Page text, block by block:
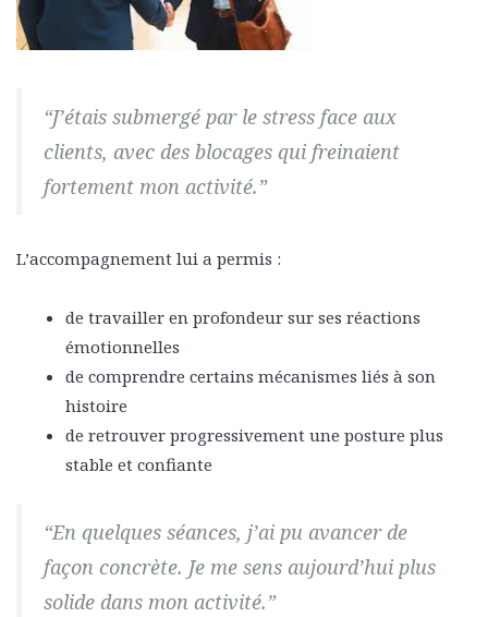
“J’étais submergé par le stress face aux
clients, avec des blocages qui freinaient
fortement mon activité.”
L’accompagnement lui a permis :
de travailler en profondeur sur ses réactions
émotionnelles
de comprendre certains mécanismes liés à son
histoire
de retrouver progressivement une posture plus
stable et confiante
“En quelques séances, j’ai pu avancer de
façon concrète. Je me sens aujourd’hui plus
solide dans mon activité.”